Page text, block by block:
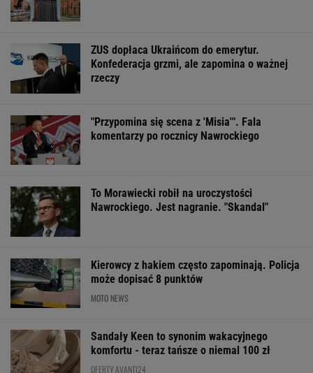
ZUS dopłaca Ukraińcom do emerytur.
Konfederacja grzmi, ale zapomina o ważnej
rzeczy
"Przypomina się scena z 'Misia'". Fala
komentarzy po rocznicy Nawrockiego
To Morawiecki robił na uroczystości
Nawrockiego. Jest nagranie. "Skandal"
Kierowcy z hakiem często zapominają. Policja
może dopisać 8 punktów
MOTO NEWS
Sandały Keen to synonim wakacyjnego
komfortu - teraz tańsze o niemal 100 zł
OFERTY AVANTI24